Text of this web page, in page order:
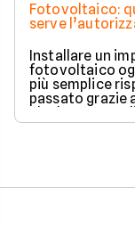
Fotovoltaico:
serve
Installare un
fotovoltaico
più semplice
passato grazie
che hanno
edilizia libera.